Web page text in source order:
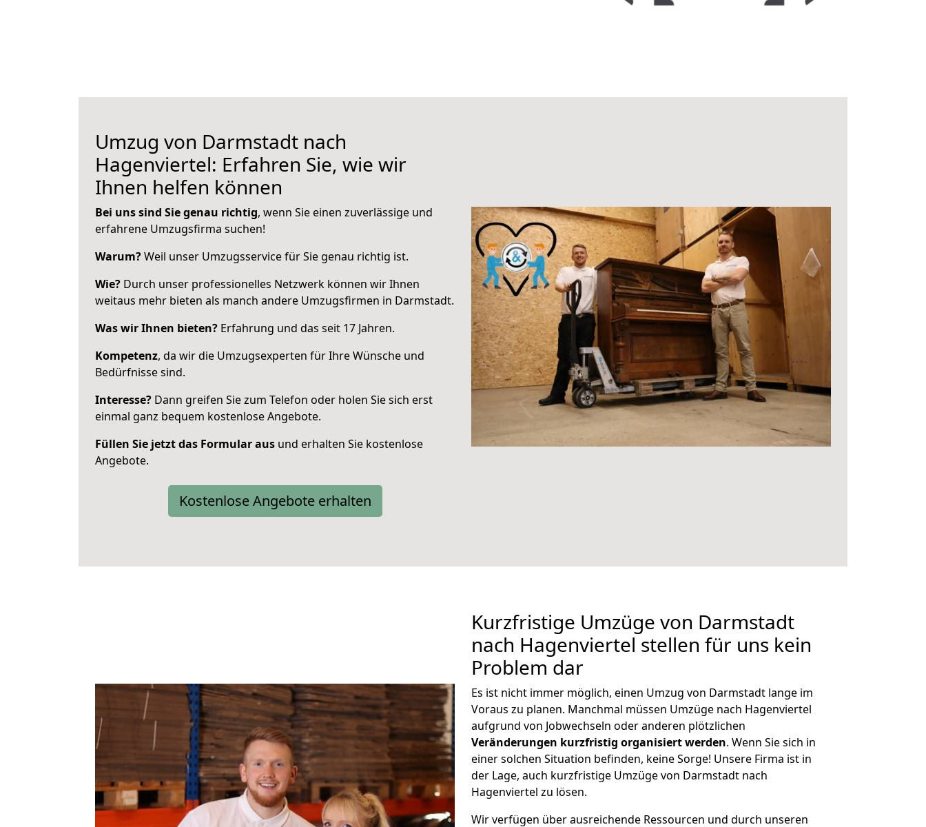
Umzug von Darmstadt nach
Hagenviertel: Erfahren Sie, wie wir
Ihnen helfen können
Bei uns sind Sie genau richtig, wenn Sie einen zuverlässige und
erfahrene Umzugsfirma suchen!
Warum?Weil unser Umzugsservice für Sie genau richtig ist.
Wie? Durch unser professionelles Netzwerk können wir Ihnen
weitaus mehr bieten als manch andere Umzugsfirmen in Darmstadt.
Was wir Ihnen bieten? Erfahrung und das seit 17 Jahren.
Kompetenz, da wir die Umzugsexperten für Ihre Wünsche und
Bedürfnisse sind.
Interesse? Dann greifen Sie zum Telefon oder holen Sie sich erst
einmal ganz bequem kostenlose Angebote.
Füllen Sie jetzt das Formular aus und erhalten Sie kostenlose
Angebote.
Kostenlose Angebote erhalten
Kurzfristige Umzüge von Darmstadt
nach Hagenviertel stellen für uns kein
Problem dar
Es ist nicht immer möglich, einen Umzug von Darmstadt lange im
Voraus zu planen. Manchmal müssen Umzüge nach Hagenviertel
aufgrund von Jobwechseln oder anderen plötzlichen
Veränderungen kurzfristig organisiert werden. Wenn Sie sich in
einer solchen Situation befinden, keine Sorge! Unsere Firma ist in
der Lage, auch kurzfristige Umzüge von Darmstadt nach
Hagenviertel zu lösen.
Wir verfügen über ausreichende Ressourcen und durch unseren